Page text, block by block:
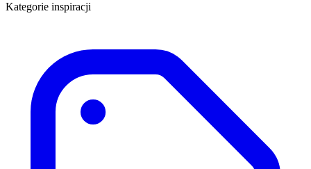
Kategorie inspiracji